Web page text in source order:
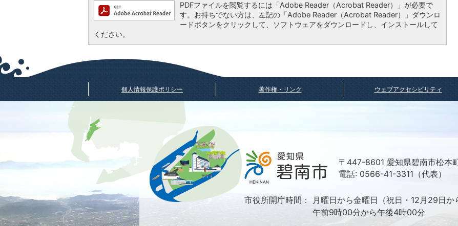
PDFファイルを閲覧するには「Adobe Reader（Acrobat Reader）」が必要で
す。お持ちでない方は、左記の「Adobe Reader（Acrobat Reader）」ダウンロ
ードボタンをクリックして、ソフトウェアをダウンロードし、インストールして
ください。
個人情報保護ポリシー 著作権・リンク ウェブアクセシビリティ
〒447-8601 愛知県碧南市松本
電話: 0566-41-3311（代表）
市役所開庁時間：
月曜日から金曜日（祝日・12月29日か
午前9時00分から午後4時00分